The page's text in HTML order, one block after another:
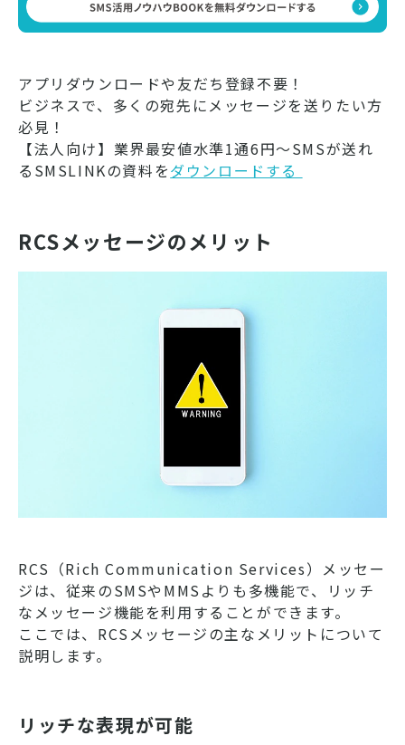
アプリダウンロードや友だち登録不要！
ビジネスで、多くの宛先にメッセージを送りたい方
必見！
【法人向け】業界最安値水準1通6円～SMSが送れ
るSMSLINKの資料をダウンロードする ​​​​​​​
RCSメッセージのメリット
RCS（Rich Communication Services）メッセー
ジは、従来のSMSやMMSよりも多機能で、リッチ
なメッセージ機能を利用することができます。
ここでは、RCSメッセージの主なメリットについて
説明します。
リッチな表現が可能